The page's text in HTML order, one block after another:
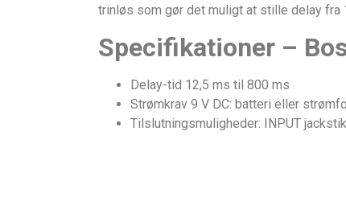
trinløs som gør det muligt at stille delay fra
Specifikationer –
Delay-tid 12,5 ms til 800 ms
Strømkrav 9 V DC: batteri eller
Tilslutningsmuligheder: INPUT